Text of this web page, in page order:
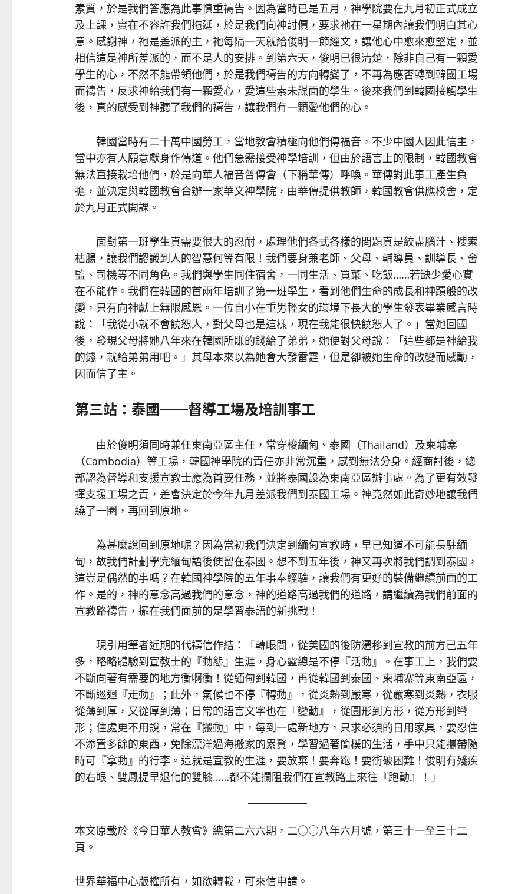
素質，於是我們答應為此事慎重禱告。因為當時已是五月，神學院要在九月初正式成立
及上課，實在不容許我們拖延，於是我們向神討價，要求祂在一星期內讓我們明白其心
意。感謝神，祂是差派的主，祂每隔一天就給俊明一節經文，讓他心中愈來愈堅定，並
相信這是神所差派的，而不是人的安排。到第六天，俊明已很清楚，除非自己有一顆愛
學生的心，不然不能帶領他們，於是我們禱告的方向轉變了，不再為應否轉到韓國工場
而禱告，反求神給我們有一顆愛心，愛這些素未謀面的學生。後來我們到韓國接觸學生
後，真的感受到神聽了我們的禱告，讓我們有一顆愛他們的心。
韓國當時有二十萬中國勞工，當地教會積極向他們傳福音，不少中國人因此信主，
當中亦有人願意獻身作傳道。他們急需接受神學培訓，但由於語言上的限制，韓國教會
無法直接栽培他們，於是向華人福音普傳會（下稱華傳）呼喚。華傳對此事工產生負
擔，並決定與韓國教會合辦一家華文神學院，由華傳提供教師，韓國教會供應校舍，定
於九月正式開課。
面對第一班學生真需要很大的忍耐，處理他們各式各樣的問題真是絞盡腦汁、搜索
枯腸，讓我們認識到人的智慧何等有限！我們要身兼老師、父母、輔導員、訓導長、舍
監、司機等不同角色。我們與學生同住宿舍，一同生活、買菜、吃飯……若缺少愛心實
在不能作。我們在韓國的首兩年培訓了第一班學生，看到他們生命的成長和神蹟般的改
變，只有向神獻上無限感恩。一位自小在重男輕女的環境下長大的學生發表畢業感言時
說：「我從小就不會饒恕人，對父母也是這樣，現在我能很快饒恕人了。」當她回國
後，發現父母將她八年來在韓國所賺的錢給了弟弟，她便對父母說：「這些都是神給我
的錢，就給弟弟用吧。」其母本來以為她會大發雷霆，但是卻被她生命的改變而感動，
因而信了主。
第三站：泰國──督導工場及培訓事工
由於俊明須同時兼任東南亞區主任，常穿梭緬甸、泰國（Thailand）及柬埔寨
（Cambodia）等工場，韓國神學院的責任亦非常沉重，感到無法分身。經商討後，總
部認為督導和支援宣教士應為首要任務，並將泰國設為東南亞區辦事處。為了更有效發
揮支援工場之責，差會決定於今年九月差派我們到泰國工場。神竟然如此奇妙地讓我們
繞了一圈，再回到原地。
為甚麼說回到原地呢？因為當初我們決定到緬甸宣教時，早已知道不可能長駐緬
甸，故我們計劃學完緬甸語後便留在泰國。想不到五年後，神又再次將我們調到泰國，
這豈是偶然的事嗎？在韓國神學院的五年事奉經驗，讓我們有更好的裝備繼續前面的工
作。是的，神的意念高過我們的意念，神的道路高過我們的道路，請繼續為我們前面的
宣教路禱告，擺在我們面前的是學習泰語的新挑戰！
現引用筆者近期的代禱信作結：「轉眼間，從美國的後防遷移到宣教的前方已五年
多，略略體驗到宣教士的『動態』生涯，身心靈總是不停『活動』。在事工上，我們要
不斷向著有需要的地方衝啊衝！從緬甸到韓國，再從韓國到泰國、柬埔寨等東南亞區，
不斷巡迴『走動』；此外，氣候也不停『轉動』，從炎熱到嚴寒，從嚴寒到炎熱，衣服
從薄到厚，又從厚到薄；日常的語言文字也在『變動』，從圓形到方形，從方形到彎
形；住處更不用說，常在『搬動』中，每到一處新地方，只求必須的日用家具，要忍住
不添置多餘的東西，免除漂洋過海搬家的累贅，學習過著簡樸的生活，手中只能攜帶隨
時可『拿動』的行李。這就是宣教的生涯，要放棄！要奔跑！要衝破困難！俊明有殘疾
的右眼、雙鳳提早退化的雙膝……都不能攔阻我們在宣教路上來往『跑動』！」
本文原載於《今日華人教會》總第二六六期，二○○八年六月號，第三十一至三十二
頁。
世界華福中心版權所有，如欲轉載，可來信申請。